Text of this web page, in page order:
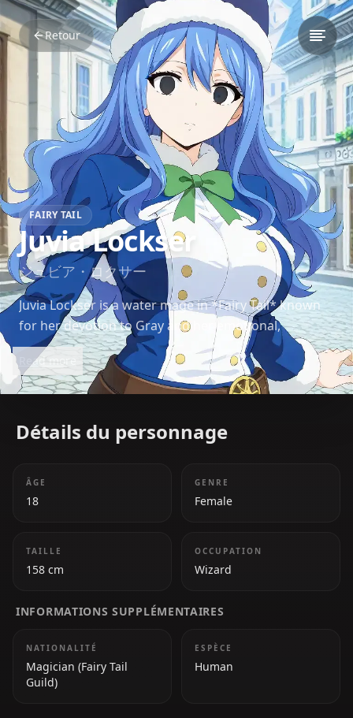
Retour
FAIRY TAIL
Juvia Lockser
ジュビア・ロクサー
Juvia Lockser is a water mage in *Fairy Tail* known
for her devotion to Gray and her emotional,
passionate nature. She uses her powerful water
magic in both combat and to protect her friends.
Read more
Détails du personnage
ÂGE
18
GENRE
Female
TAILLE
158 cm
OCCUPATION
Wizard
INFORMATIONS SUPPLÉMENTAIRES
NATIONALITÉ
Magician (Fairy Tail
Guild)
ESPÈCE
Human